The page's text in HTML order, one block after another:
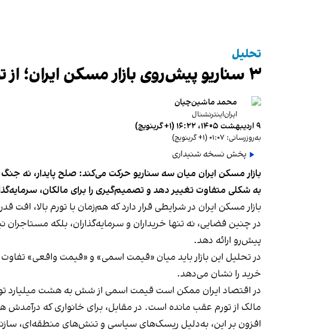
تحلیل
۳ سناریو پیش‌روی بازار مسکن ایران؛ از توافق تا جنگ
محمد ماشین‌چیان
ایران‌اینترنشنال
۹ اردیبهشت ۱۴۰۵، ۱۶:۲۲ (‎+۱ گرینویچ)
به‌روزرسانی: ۰۱:۰۷ (‎+۱ گرینویچ)
پخش نسخه شنیداری
بازار مسکن ایران میان سه سناریو حرکت می‌کند: صلح پایدار، نه
به شکلی متفاوت تغییر دهد و تصمیم‌گیری را برای مالکان،
بازار مسکن ایران در شرایطی قرار دارد که هم‌زمان با تورم بالا،
در چنین فضایی، نه تنها خریداران و سرمایه‌گذاران، بلکه
پیش‌رو ارائه دهد.
در تحلیل این بازار باید میان «قیمت اسمی» و «قیمت واقعی»
خرید را نشان می‌دهد.
در اقتصاد ایران ممکن است قیمت اسمی از شش به هشت میلیارد
مالک از تورم عقب مانده است. در مقابل، برای خانواری که درآمدش
افزون بر این، به‌دلیل ریسک‌های سیاسی و تنش‌های منطقه‌ای،